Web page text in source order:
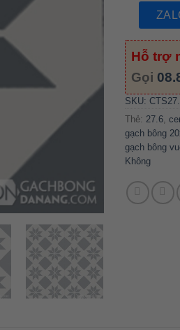
Hỗ trợ
Gọi
SKU:
Thẻ: 27.6,
gạch bông
gạch bông
Không